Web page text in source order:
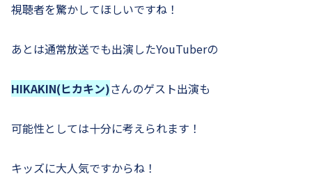
視聴者を驚かしてほしいですね！
あとは通常放送でも出演したYouTuberの
HIKAKIN(ヒカキン)さんのゲスト出演も
可能性としては十分に考えられます！
キッズに大人気ですからね！